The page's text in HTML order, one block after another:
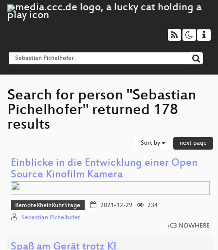
Search for person "Sebastian
Pichelhofer" returned 178
results
Sort by next page
Einblicke in die Entwicklung einer Open
Source Kinofilm Kamera
RemoteRheinRuhrStage 2021-12-29
234
Sebastian Pichelhofer
rC3 NOWHERE
Spaß am Gerät trotz KI